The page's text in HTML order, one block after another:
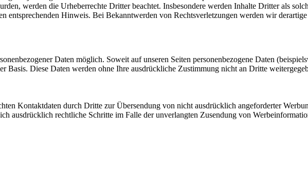
werden die Urheberrechte Dritter beachtet. Insbesondere werden Inhalte Dritter als
entsprechenden Hinweis. Bei Bekanntwerden von Rechtsverletzungen werden wir
Daten möglich. Soweit auf unseren Seiten personenbezogene Daten
Basis. Diese Daten werden ohne Ihre ausdrückliche Zustimmung nicht an Dritte
Kontaktdaten durch Dritte zur Übersendung von nicht ausdrücklich angeforderter
ausdrücklich rechtliche Schritte im Falle der unverlangten Zusendung von